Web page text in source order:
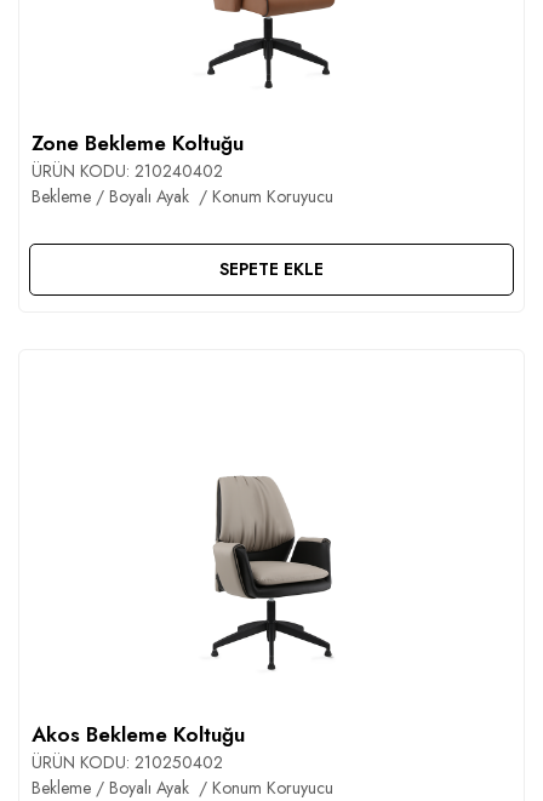
Zone Bekleme Koltuğu
ÜRÜN KODU: 210240402
Bekleme / Boyalı Ayak / Konum Koruyucu
SEPETE EKLE
Akos Bekleme Koltuğu
ÜRÜN KODU: 210250402
Bekleme / Boyalı Ayak / Konum Koruyucu